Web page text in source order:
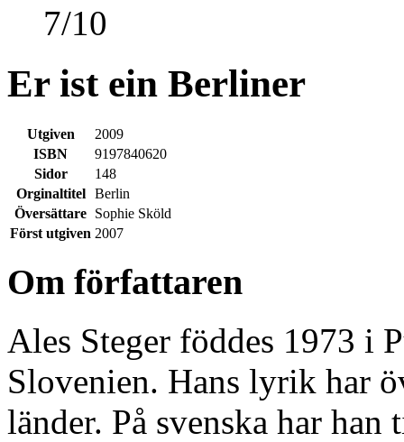
7/10
Er ist ein Berliner
Utgiven
2009
ISBN
9197840620
Sidor
148
Orginaltitel
Berlin
Översättare Sophie Sköld
Först utgiven 2007
Om författaren
Ales Steger föddes 1973 i
Slovenien. Hans lyrik har
länder. På svenska har